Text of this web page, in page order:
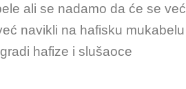
ali se nadamo da će se već
navikli na hafisku mukabelu
hafize i slušaoce